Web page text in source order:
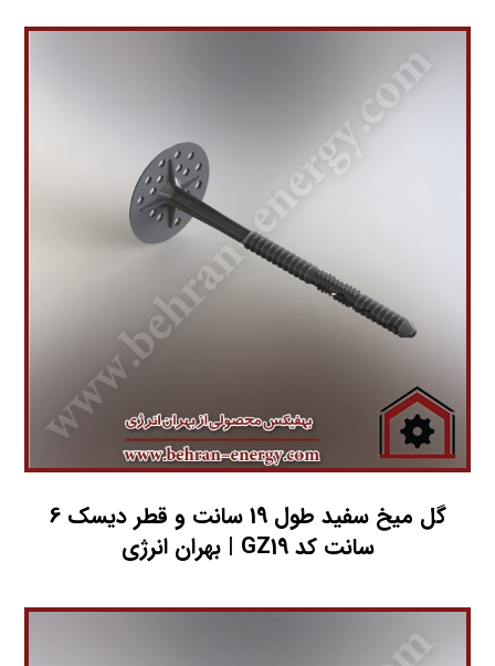
گل میخ سفید طول 19 سانت و قطر دیسک 6
سانت کد GZ19 | بهران انرژی